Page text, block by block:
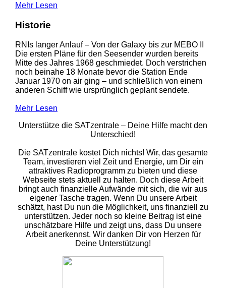
Mehr Lesen
Historie
RNIs langer Anlauf – Von der Galaxy bis zur MEBO II
Die ersten Pläne für den Seesender wurden bereits
Mitte des Jahres 1968 geschmiedet. Doch verstrichen
noch beinahe 18 Monate bevor die Station Ende
Januar 1970 on air ging – und schließlich von einem
anderen Schiff wie ursprünglich geplant sendete.
Mehr Lesen
Unterstütze die SATzentrale – Deine Hilfe macht den
Unterschied!
Die SATzentrale kostet Dich nichts! Wir, das gesamte
Team, investieren viel Zeit und Energie, um Dir ein
attraktives Radioprogramm zu bieten und diese
Webseite stets aktuell zu halten. Doch diese Arbeit
bringt auch finanzielle Aufwände mit sich, die wir aus
eigener Tasche tragen. Wenn Du unsere Arbeit
schätzt, hast Du nun die Möglichkeit, uns finanziell zu
unterstützen. Jeder noch so kleine Beitrag ist eine
unschätzbare Hilfe und zeigt uns, dass Du unsere
Arbeit anerkennst. Wir danken Dir von Herzen für
Deine Unterstützung!